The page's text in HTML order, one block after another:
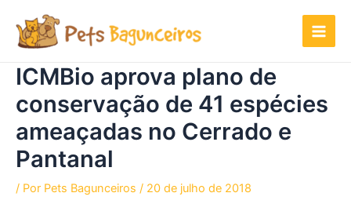
para
conteúdo
ICMBio aprova plano de
conservação de 41 espécies
ameaçadas no Cerrado e
Pantanal
/ Por Pets Bagunceiros / 20 de julho de 2018